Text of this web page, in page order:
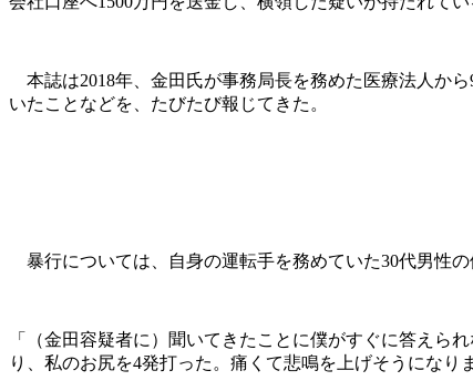
本誌は2018年、金田氏が事務局長を務めた医療法人か
いたことなどを、たびたび報じてきた。
暴行については、自身の運転手を務めていた30代男性
「（金田容疑者に）聞いてきたことに僕がすぐに答えら
り、私のお尻を4発打った。痛くて悲鳴を上げそうにな